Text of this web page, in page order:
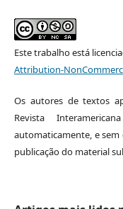
Este trabalho está
Attribution-
Os autores de textos
Revista
automaticamente, e
publicação do material